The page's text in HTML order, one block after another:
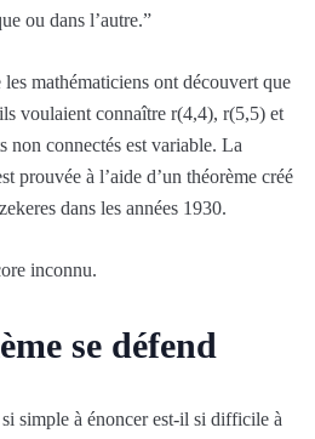
ou dans l’autre.”
les mathématiciens ont découvert que
voulaient connaître r(4,4), r(5,5) et
non connectés est variable. La
prouvée à l’aide d’un théorème créé
dans les années 1930.
inconnu.
se défend
simple à énoncer est-il si difficile à